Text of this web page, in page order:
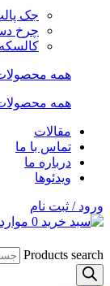
جک
چرخ
همه
همه محصولات
مقالات
تماس با ما
درباره ما
ویدئوها
ورود / ثبت نام
0 موارد
Products search